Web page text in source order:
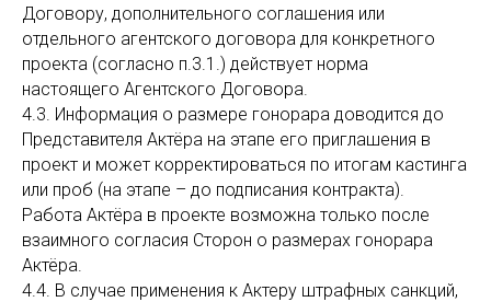
Договору, дополнительного соглашения или
отдельного агентского договора для конкретного
проекта (согласно п.3.1.) действует норма
настоящего Агентского Договора.
4.3. Информация о размере гонорара доводится до
Представителя Актёра на этапе его приглашения в
проект и может корректироваться по итогам кастинга
или проб (на этапе – до подписания контракта).
Работа Актёра в проекте возможна только после
взаимного согласия Сторон о размерах гонорара
Актёра.
4.4. В случае применения к Актеру штрафных санкций,